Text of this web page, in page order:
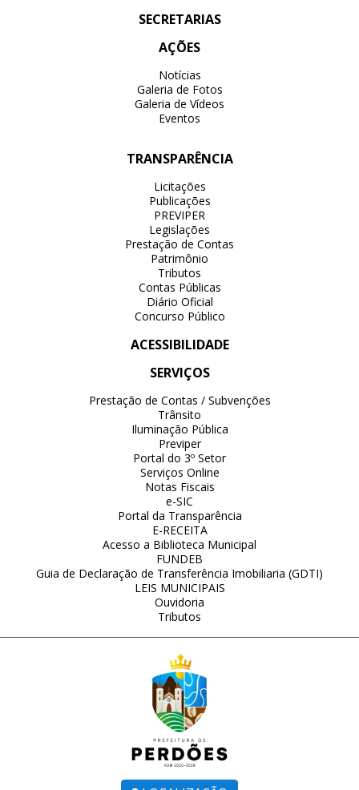
SECRETARIAS
AÇÕES
Notícias
Galeria de Fotos
Galeria de Vídeos
Eventos
TRANSPARÊNCIA
Licitações
Publicações
PREVIPER
Legislações
Prestação de Contas
Patrimônio
Tributos
Contas Públicas
Diário Oficial
Concurso Público
ACESSIBILIDADE
SERVIÇOS
Prestação de Contas / Subvenções
Trânsito
Iluminação Pública
Previper
Portal do 3º Setor
Serviços Online
Notas Fiscais
e-SIC
Portal da Transparência
E-RECEITA
Acesso a Biblioteca Municipal
FUNDEB
Guia de Declaração de Transferência Imobiliaria (GDTI)
LEIS MUNICIPAIS
Ouvidoria
Tributos